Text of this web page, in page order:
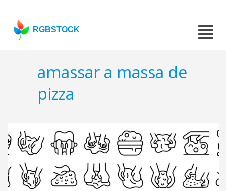
RGBSTOCK
amassar a massa de
pizza